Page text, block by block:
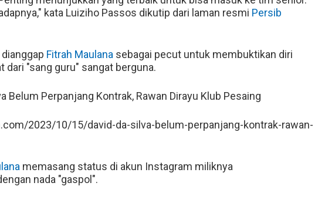
kata Luiziho Passos dikutip dari laman resmi Persib
dianggap Fitrah Maulana sebagai pecut untuk membuktikan diri
dari "sang guru" sangat berguna.
Belum Perpanjang Kontrak, Rawan Dirayu Klub Pesaing
2023/10/15/david-da-silva-belum-perpanjang-kontrak-rawan-
memasang status di akun Instagram miliknya
nada "gaspol".